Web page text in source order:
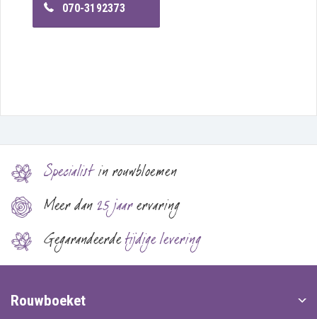
070-3192373
Specialistin rouwbloemen
Meer dan25 jaarervaring
Gegarandeerdetijdige levering
Rouwboeket